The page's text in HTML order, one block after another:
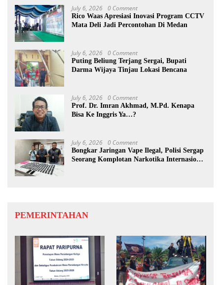
July 6, 2026 0 Comment
Rico Waas Apresiasi Inovasi Program CCTV
Mata Deli Jadi Percontohan Di Medan
July 6, 2026 0 Comment
Puting Beliung Terjang Sergai, Bupati
Darma Wijaya Tinjau Lokasi Bencana
July 6, 2026 0 Comment
Prof. Dr. Imran Akhmad, M.Pd. Kenapa
Bisa Ke Inggris Ya…?
July 6, 2026 0 Comment
Bongkar Jaringan Vape Ilegal, Polisi Sergap
Seorang Komplotan Narkotika Internasional
PEMERINTAHAN